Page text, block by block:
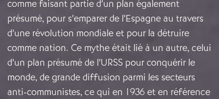
comme faisant partie d’un plan également
présumé, pour s’emparer de l’Espagne au travers
d’une révolution mondiale et pour la détruire
comme nation. Ce mythe était lié à un autre, celui
d’un plan présumé de l’URSS pour conquérir le
monde, de grande diffusion parmi les secteurs
anti-communistes, ce qui en 1936 et en référence